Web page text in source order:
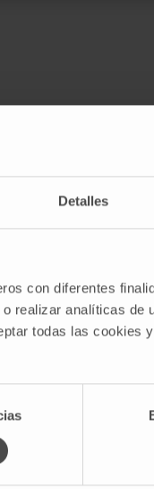
Detalles
con diferentes
realizar analíticas de
todas las cookies
Detección